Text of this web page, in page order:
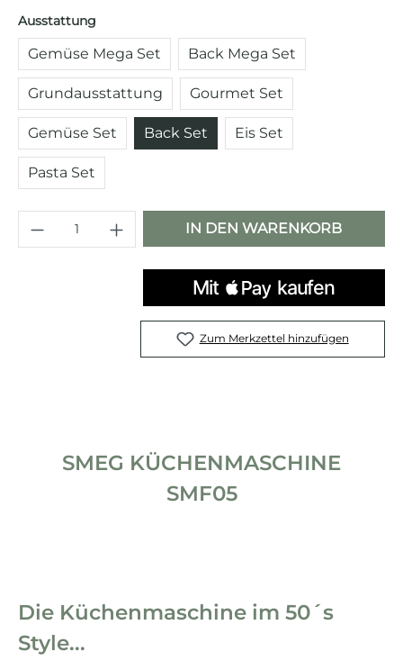
Ausstattung
Gemüse Mega Set Back Mega Set
Grundausstattung Gourmet Set
Gemüse Set Back Set Eis Set
Pasta Set
Produkt Anzahl: Gib den
IN DEN WARENKORB
Zum Merkzettel hinzufügen
SMEG KÜCHENMASCHINE
SMF05
Die Küchenmaschine im 50´s
Style...